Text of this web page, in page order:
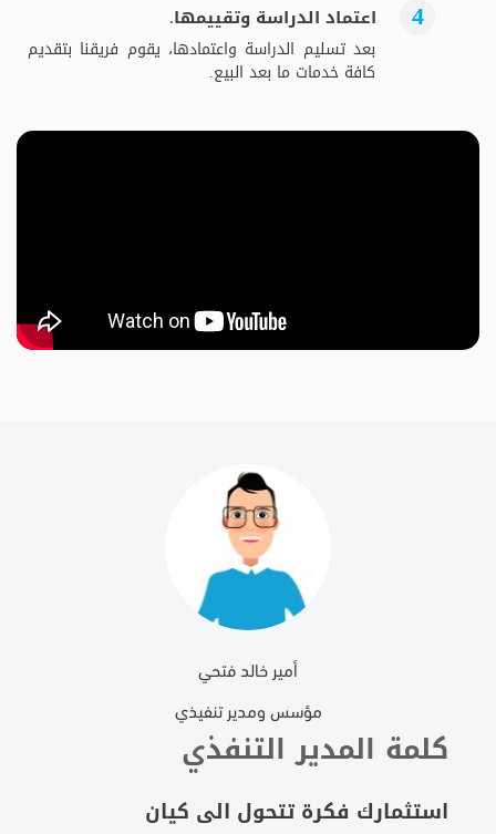
اعتماد الدراسة وتقييمها.
بعد تسليم الدراسة واعتمادها، يقوم فريقنا بتقديم
كافة خدمات ما بعد البيع.
أمير خالد فتحي
مؤسس ومدير تنفيذي
كلمة المدير التنفذي
استثمارك فكرة تتحول الى كيان